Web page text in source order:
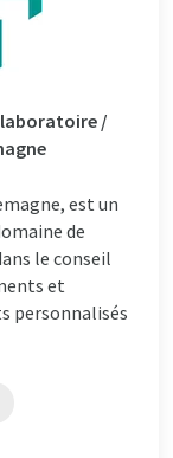
/
est un
de
le conseil
et
personnalisés